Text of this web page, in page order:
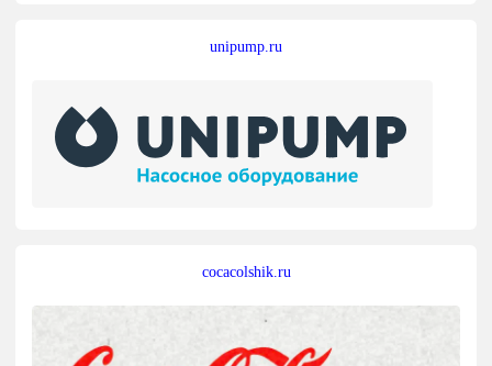
unipump.ru
cocacolshik.ru